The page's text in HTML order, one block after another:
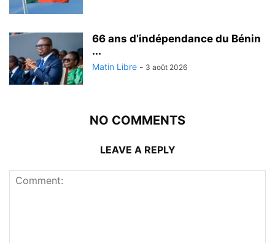
66 ans d’indépendance du Bénin
...
Matin Libre - 3 août 2026
NO COMMENTS
LEAVE A REPLY